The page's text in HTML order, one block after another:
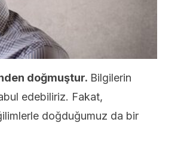
doğmuştur. Bilgilerin
edebiliriz. Fakat,
doğduğumuz da bir